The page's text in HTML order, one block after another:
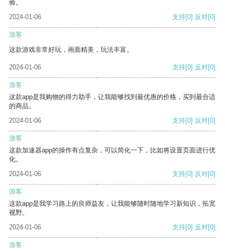
验。
2024-01-06
支持[0] 反对[0]
游客
这款游戏非常好玩，画面精美，玩法丰富。
2024-01-06 支持[0] 反对[0]
游客
这款app是我购物的得力助手，让我能够找到最优惠的价格，买到最合适
的商品。
2024-01-06
支持[0] 反对[0]
游客
这款加速器app的操作有点复杂，可以简化一下，比如将设置页面进行优
化。
2024-01-06
支持[0] 反对[0]
游客
这款app是我学习路上的良师益友，让我能够随时随地学习新知识，拓宽
视野。
2024-01-06
支持[0] 反对[0]
游客